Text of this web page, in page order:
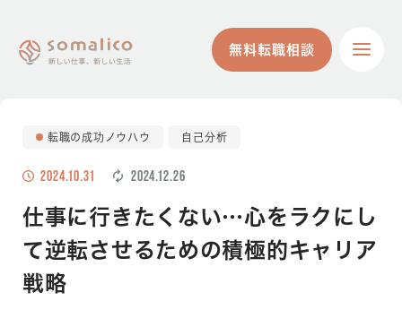
無料転職相談
転職の成功ノウハウ 自己分析
2024.10.31 2024.12.26
仕事に行きたくない…心をラクにし
て逆転させるための積極的キャリア
戦略